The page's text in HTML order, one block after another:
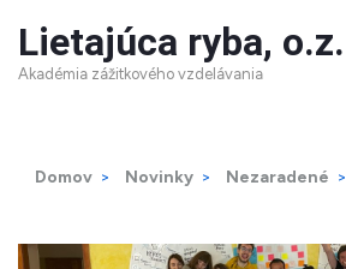
Skip
to
Enter)
Lietajúca ryba, o.z.
Akadémia zážitkového vzdelávania
Domov > Novinky > Nezaradené >